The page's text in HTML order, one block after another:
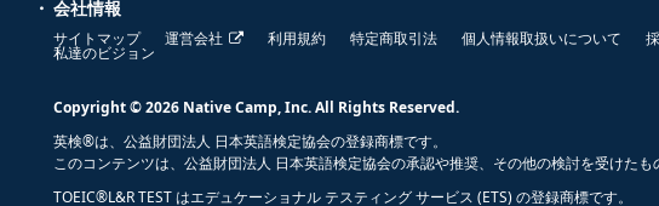
会社情報
サイトマップ 運営会社 利用規約 特定商取引法 個人情報取扱いについて
私達のビジョン
Copyright © 2026 Native Camp, Inc. All Rights Reserved.
英検®は、公益財団法人 日本英語検定協会の登録商標です。
このコンテンツは、公益財団法人 日本英語検定協会の承認や推奨、その他の検討を受けたも
TOEIC®L&R TEST はエデュケーショナル テスティング サービス (ETS) の登録商標です。